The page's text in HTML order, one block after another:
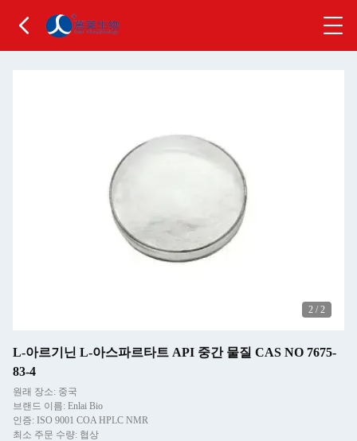
2 / 2
L-아르기닌 L-아스파르타트 API 중간 물질 CAS NO 7675-
83-4
원래 장소: 중국
브랜드 이름: Enlai Bio
인증: ISO 9001 COA HPLC NMR
최소 주문 수량: 협상